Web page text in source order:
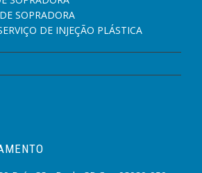
SOPRADORA
DE INJEÇÃO PLÁSTICA